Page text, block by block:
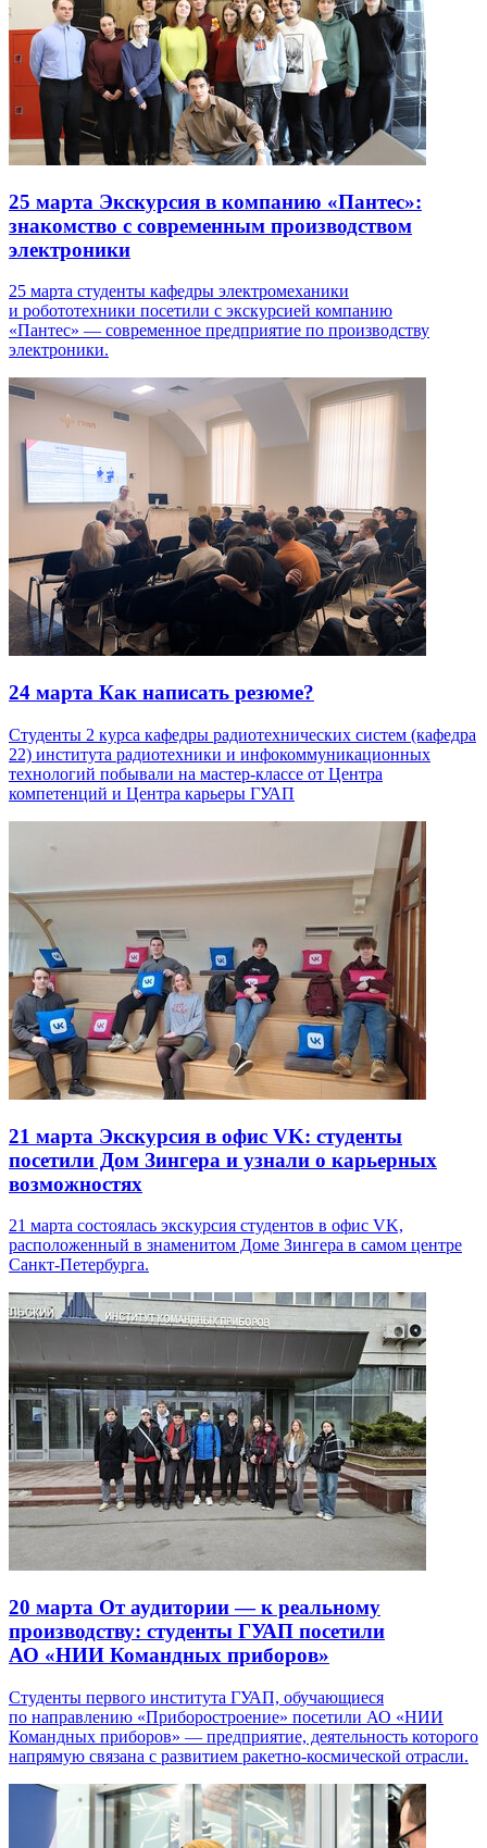
25 марта Экскурсия в компанию «Пантес»:
знакомство с современным производством
электроники
25 марта студенты кафедры электромеханики
и робототехники посетили с экскурсией компанию
«Пантес» — современное предприятие по производству
электроники.
24 марта Как написать резюме?
Студенты 2 курса кафедры радиотехнических систем (кафедра
22) института радиотехники и инфокоммуникационных
технологий побывали на мастер-классе от Центра
компетенций и Центра карьеры ГУАП
21 марта Экскурсия в офис VK: студенты
посетили Дом Зингера и узнали о карьерных
возможностях
21 марта состоялась экскурсия студентов в офис VK,
расположенный в знаменитом Доме Зингера в самом центре
Санкт-Петербурга.
20 марта От аудитории — к реальному
производству: студенты ГУАП посетили
АО «НИИ Командных приборов»
Студенты первого института ГУАП, обучающиеся
по направлению «Приборостроение» посетили АО «НИИ
Командных приборов» — предприятие, деятельность которого
напрямую связана с развитием ракетно-космической отрасли.